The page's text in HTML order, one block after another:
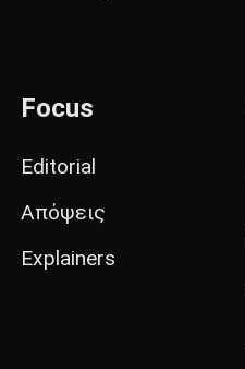
Focus
Editorial
Απόψεις
Explainers